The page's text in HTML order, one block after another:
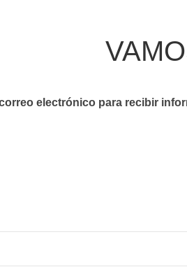
electrónico para recibir